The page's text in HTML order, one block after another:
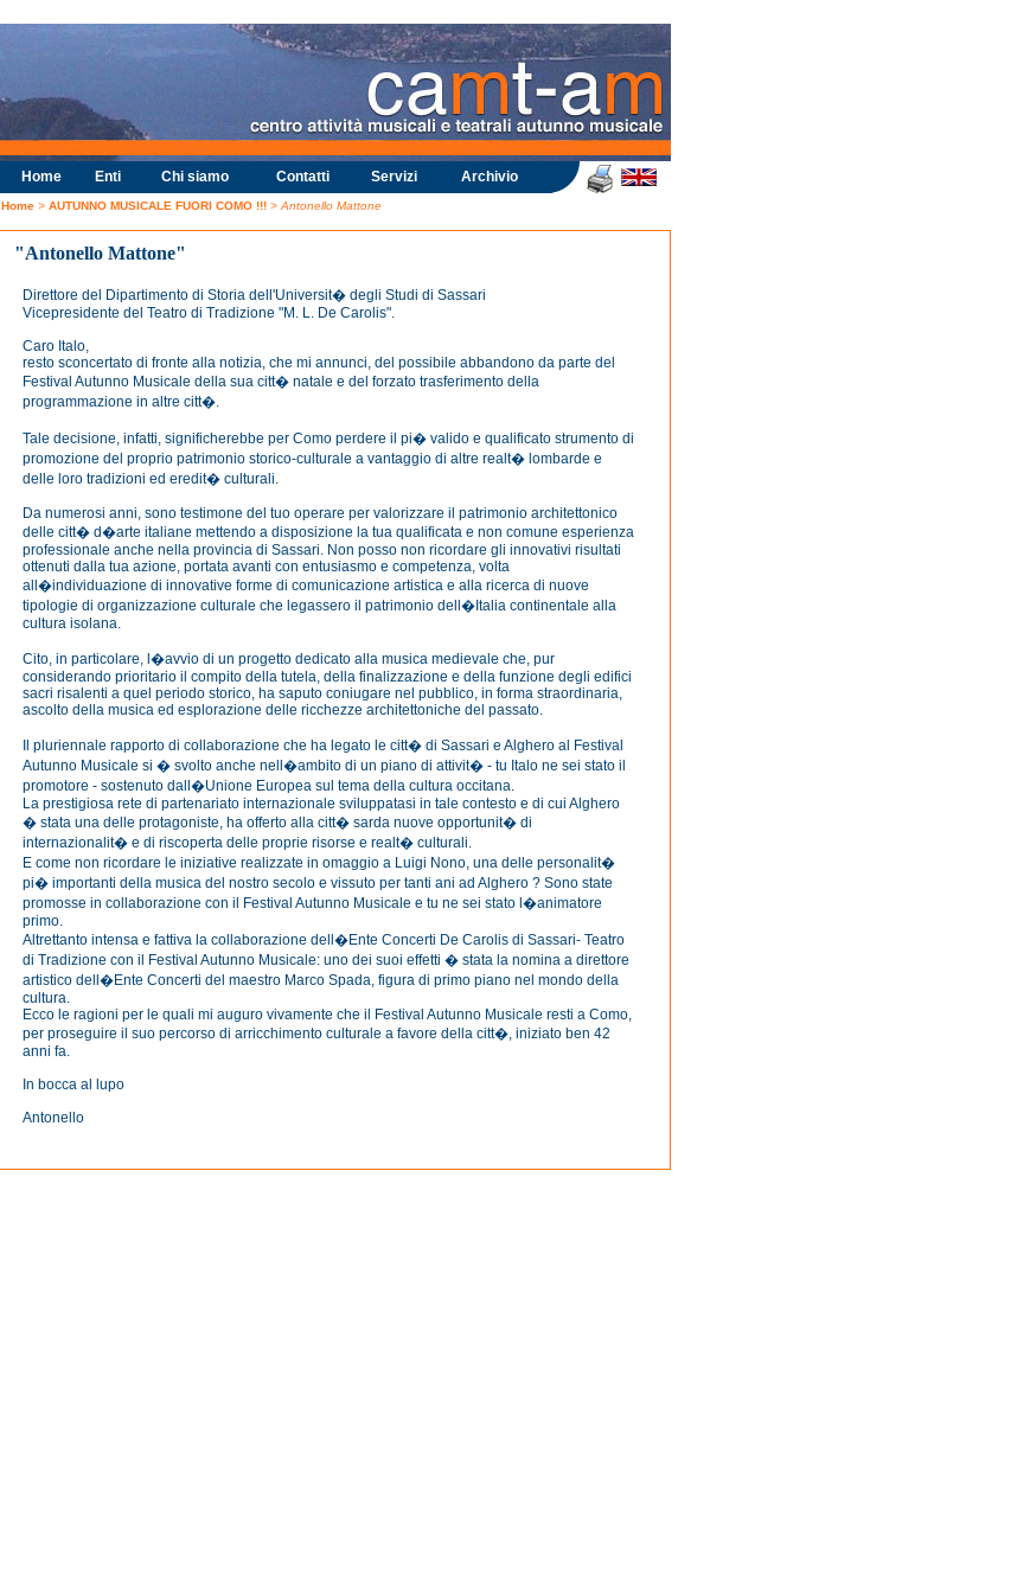
Home Enti Chi siamo Contatti Servizi Archivio
Home > AUTUNNO MUSICALE FUORI COMO !!! > Antonello Mattone
"Antonello Mattone"
Direttore del Dipartimento di Storia dell'Universit� degli Studi di Sassari
Vicepresidente del Teatro di Tradizione "M. L. De Carolis".
Caro Italo,
resto sconcertato di fronte alla notizia, che mi annunci, del possibile abbandono da parte del
Festival Autunno Musicale della sua citt� natale e del forzato trasferimento della
programmazione in altre citt�.
Tale decisione, infatti, significherebbe per Como perdere il pi� valido e qualificato strumento di
promozione del proprio patrimonio storico-culturale a vantaggio di altre realt� lombarde e
delle loro tradizioni ed eredit� culturali.
Da numerosi anni, sono testimone del tuo operare per valorizzare il patrimonio architettonico
delle citt� d�arte italiane mettendo a disposizione la tua qualificata e non comune esperienza
professionale anche nella provincia di Sassari. Non posso non ricordare gli innovativi risultati
ottenuti dalla tua azione, portata avanti con entusiasmo e competenza, volta
all�individuazione di innovative forme di comunicazione artistica e alla ricerca di nuove
tipologie di organizzazione culturale che legassero il patrimonio dell�Italia continentale alla
cultura isolana.
Cito, in particolare, l�avvio di un progetto dedicato alla musica medievale che, pur
considerando prioritario il compito della tutela, della finalizzazione e della funzione degli edifici
sacri risalenti a quel periodo storico, ha saputo coniugare nel pubblico, in forma straordinaria,
ascolto della musica ed esplorazione delle ricchezze architettoniche del passato.
Il pluriennale rapporto di collaborazione che ha legato le citt� di Sassari e Alghero al Festival
Autunno Musicale si � svolto anche nell�ambito di un piano di attivit� - tu Italo ne sei stato il
promotore - sostenuto dall�Unione Europea sul tema della cultura occitana.
La prestigiosa rete di partenariato internazionale sviluppatasi in tale contesto e di cui Alghero
� stata una delle protagoniste, ha offerto alla citt� sarda nuove opportunit� di
internazionalit� e di riscoperta delle proprie risorse e realt� culturali.
E come non ricordare le iniziative realizzate in omaggio a Luigi Nono, una delle personalit�
pi� importanti della musica del nostro secolo e vissuto per tanti ani ad Alghero ? Sono state
promosse in collaborazione con il Festival Autunno Musicale e tu ne sei stato l�animatore
primo.
Altrettanto intensa e fattiva la collaborazione dell�Ente Concerti De Carolis di Sassari- Teatro
di Tradizione con il Festival Autunno Musicale: uno dei suoi effetti � stata la nomina a direttore
artistico dell�Ente Concerti del maestro Marco Spada, figura di primo piano nel mondo della
cultura.
Ecco le ragioni per le quali mi auguro vivamente che il Festival Autunno Musicale resti a Como,
per proseguire il suo percorso di arricchimento culturale a favore della citt�, iniziato ben 42
anni fa.
In bocca al lupo
Antonello